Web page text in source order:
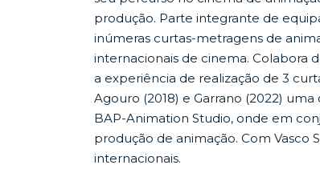
produção. Parte integrante de
inúmeras curtas-metragens de
internacionais de cinema. Colabora
a experiência de realização de 3
Agouro (2018) e Garrano (2022)
BAP-Animation Studio, onde em
produção de animação. Com Vasco
internacionais.